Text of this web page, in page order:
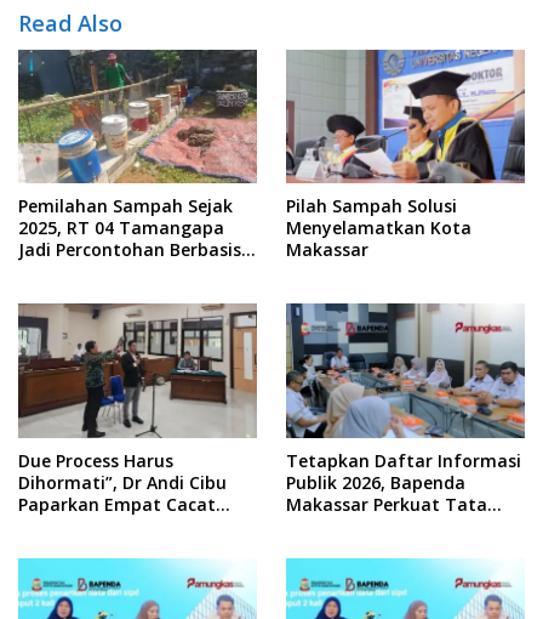
Read Also
Pemilahan Sampah Sejak
2025, RT 04 Tamangapa
Jadi Percontohan Berbasis
Pilah Sampah Solusi
Menyelamatkan Kota
Makassar
Due Process Harus
Dihormati”, Dr Andi Cibu
Paparkan Empat Cacat
Tetapkan Daftar Informasi
Publik 2026, Bapenda
Makassar Perkuat Tata